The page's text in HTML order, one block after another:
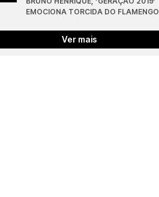
EMOCIONA TORCIDA DO FLAMENGO
Ver mais